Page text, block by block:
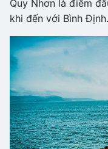
Quy Nhơn là điểm
khi đến với Bình Định.